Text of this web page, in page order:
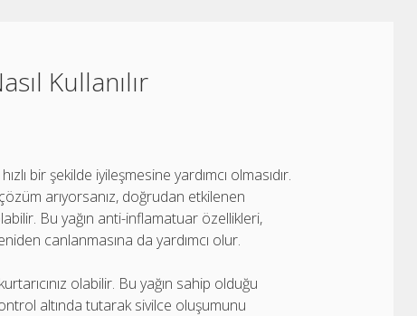
Kullanılır
bir şekilde iyileşmesine yardımcı olmasıdır.
arıyorsanız, doğrudan etkilenen
Bu yağın anti-inflamatuar özellikleri,
canlanmasına da yardımcı olur.
olabilir. Bu yağın sahip olduğu
altında tutarak sivilce oluşumunu